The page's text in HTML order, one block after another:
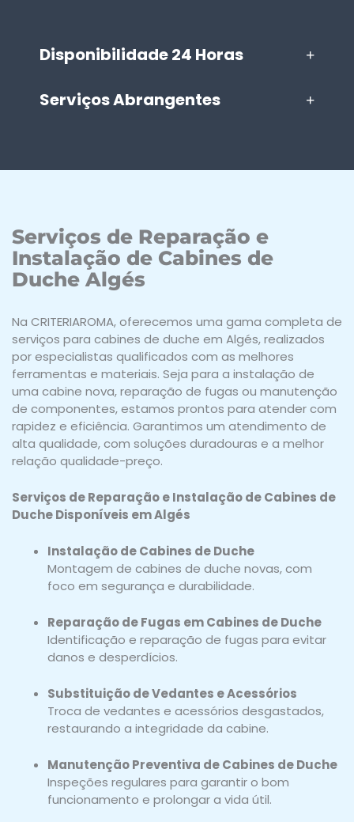
Disponibilidade 24 Horas
Serviços Abrangentes
Serviços de Reparação e
Instalação de Cabines de
Duche Algés
Na CRITERIAROMA, oferecemos uma gama completa de
serviços para cabines de duche em Algés, realizados
por especialistas qualificados com as melhores
ferramentas e materiais. Seja para a instalação de
uma cabine nova, reparação de fugas ou manutenção
de componentes, estamos prontos para atender com
rapidez e eficiência. Garantimos um atendimento de
alta qualidade, com soluções duradouras e a melhor
relação qualidade-preço.
Serviços de Reparação e Instalação de Cabines de
Duche Disponíveis em Algés
Instalação de Cabines de Duche
Montagem de cabines de duche novas, com
foco em segurança e durabilidade.
Reparação de Fugas em Cabines de Duche
Identificação e reparação de fugas para evitar
danos e desperdícios.
Substituição de Vedantes e Acessórios
Troca de vedantes e acessórios desgastados,
restaurando a integridade da cabine.
Manutenção Preventiva de Cabines de Duche
Inspeções regulares para garantir o bom
funcionamento e prolongar a vida útil.